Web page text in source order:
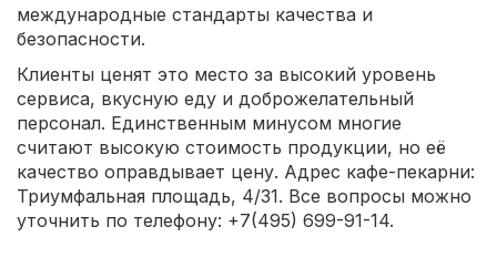
международные стандарты качества и
безопасности.
Клиенты ценят это место за высокий уровень
сервиса, вкусную еду и доброжелательный
персонал. Единственным минусом многие
считают высокую стоимость продукции, но её
качество оправдывает цену. Адрес кафе-пекарни:
Триумфальная площадь, 4/31. Все вопросы можно
уточнить по телефону: +7(495) 699-91-14.